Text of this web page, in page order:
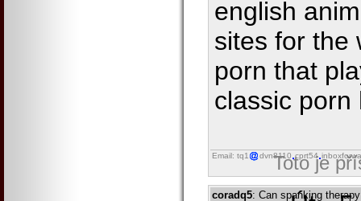
english
sites for the
porn that
classic porn
Email: tq1 dvn8110 cprt54
Toto je
coradq5: Can spanking